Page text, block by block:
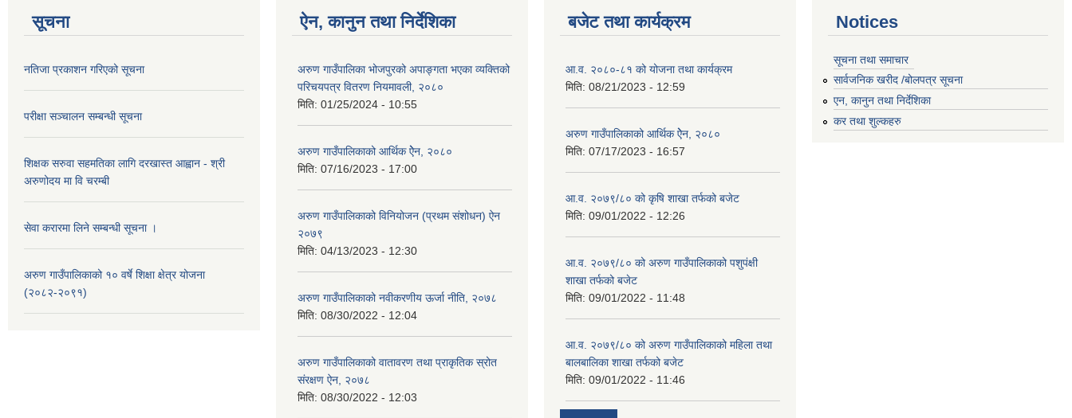
सूचना
नतिजा प्रकाशन गरिएको सूचना
परीक्षा सञ्चालन सम्बन्धी सूचना
शिक्षक सरुवा सहमतिका लागि दरखास्त आह्वान - श्री
अरुणोदय मा वि चरम्बी
सेवा करारमा लिने सम्बन्धी सूचना ।
अरुण गाउँपालिकाको १० वर्षे शिक्षा क्षेत्र योजना
(२०८२-२०९१)
ऐन, कानुन तथा निर्देशिका
अरुण गाउँपालिका भोजपुरको अपाङ्गता भएका व्यक्तिको
परिचयपत्र वितरण नियमावली, २०८०
मिति: 01/25/2024 - 10:55
अरुण गाउँपालिकाको आर्थिक ऐेन, २०८०
मिति: 07/16/2023 - 17:00
अरुण गाउँपालिकाको विनियोजन (प्रथम संशोधन) ऐन
२०७९
मिति: 04/13/2023 - 12:30
अरुण गाउँपालिकाको नवीकरणीय ऊर्जा नीति, २०७८
मिति: 08/30/2022 - 12:04
अरुण गाउँपालिकाको वातावरण तथा प्राकृतिक स्रोत
संरक्षण ऐन, २०७८
मिति: 08/30/2022 - 12:03
बजेट तथा कार्यक्रम
आ.व. २०८०-८१ को योजना तथा कार्यक्रम
मिति: 08/21/2023 - 12:59
अरुण गाउँपालिकाको आर्थिक ऐेन, २०८०
मिति: 07/17/2023 - 16:57
आ.व. २०७९/८० को कृषि शाखा तर्फको बजेट
मिति: 09/01/2022 - 12:26
आ.व. २०७९/८० को अरुण गाउँपालिकाको पशुपंक्षी
शाखा तर्फको बजेट
मिति: 09/01/2022 - 11:48
आ.व. २०७९/८० को अरुण गाउँपालिकाको महिला तथा
बालबालिका शाखा तर्फको बजेट
मिति: 09/01/2022 - 11:46
Notices
सूचना तथा समाचार
सार्वजनिक खरीद /बोलपत्र सूचना
एन, कानुन तथा निर्देशिका
कर तथा शुल्कहरु